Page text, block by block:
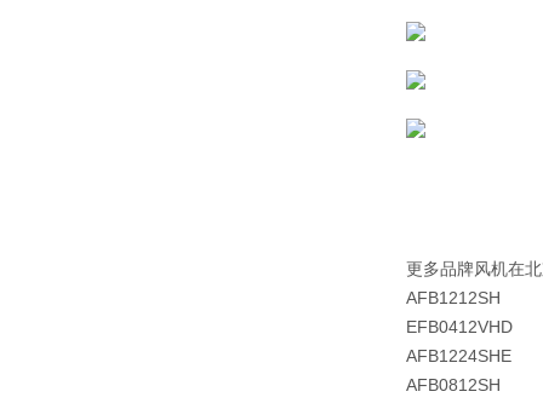
更多品牌风机在
AFB1212SH
EFB0412VHD
AFB1224SHE
AFB0812SH